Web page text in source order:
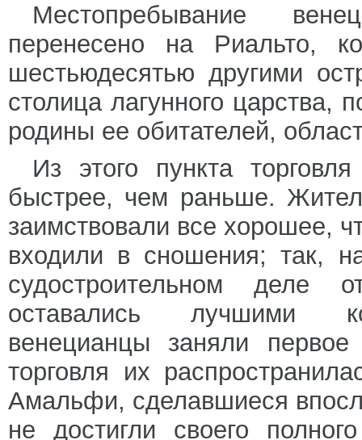
Местопребывание
перенесено на Риальто,
шестьюдесятью другими
столица лагунного царства,
родины ее обитателей,
Из этого пункта
быстрее, чем раньше.
заимствовали все хорошее,
входили в сношения; так,
судостроительном деле
оставались лучшими
венецианцы заняли
торговля их
Амальфи, сделавшиеся
не достигли своего